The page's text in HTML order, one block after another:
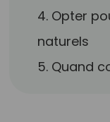
4. Opter
naturels
5. Quand